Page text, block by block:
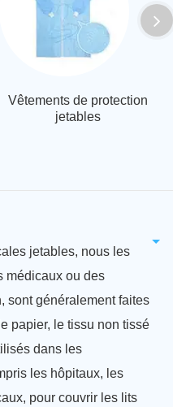
Vêtements de protection
jetables
jetables, nous les
médicaux ou des
sont généralement faites
papier, le tissu non tissé
dans les
les hôpitaux, les
pour couvrir les lits